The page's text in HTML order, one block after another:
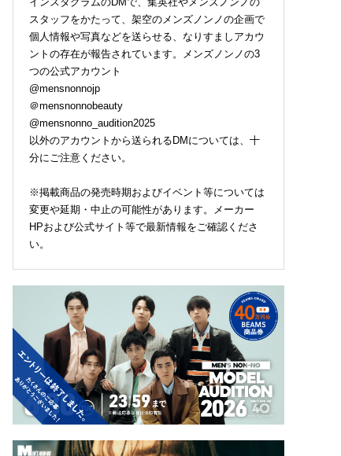
スタッフをかたって、架空のメンズノンノの企画で
個人情報や写真などを送らせる、なりすましアカウ
ントの存在が報告されています。メンズノンノの3
つの公式アカウント
@mensnonnojp
＠mensnonnobeauty
@mensnonno_audition2025
以外のアカウントから送られるDMについては、十
分にご注意ください。
※掲載商品の発売時期およびイベント等については
変更や延期・中止の可能性があります。メーカー
HPおよび公式サイト等で最新情報をご確認くださ
い。